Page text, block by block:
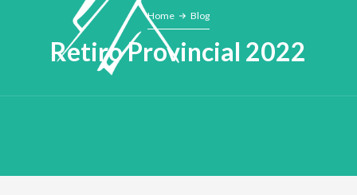
Home Blog
Retiro Provincial 2022